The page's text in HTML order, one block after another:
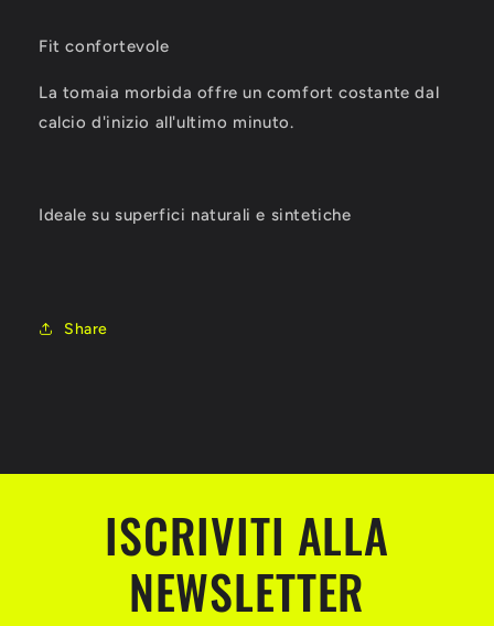
Fit confortevole
La tomaia morbida offre un comfort costante dal
calcio d'inizio all'ultimo minuto.
Ideale su superfici naturali e sintetiche
Share
ISCRIVITI ALLA
NEWSLETTER